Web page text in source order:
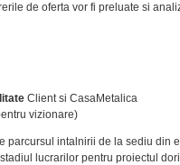
de oferta vor fi preluate si
Client si CasaMetalica
vizionare)
parcursul intalnirii de la sediu din
lucrarilor pentru proiectul